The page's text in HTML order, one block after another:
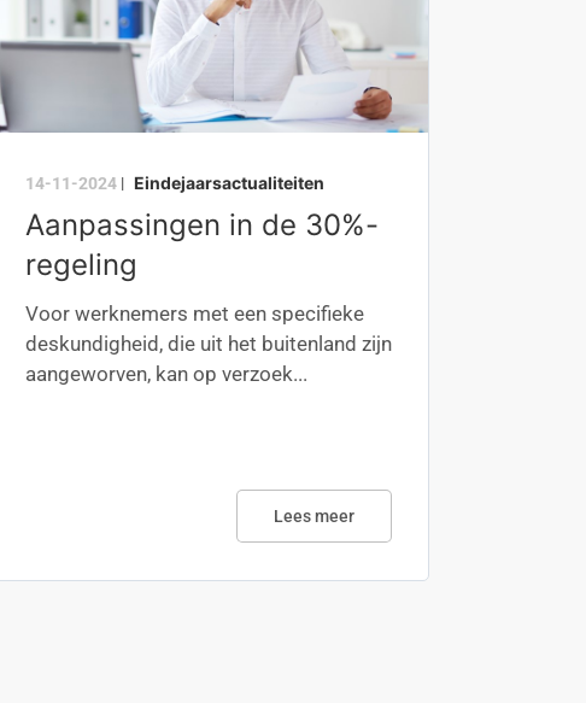
14-11-2024| Eindejaarsactualiteiten
Aanpassingen in de 30%-
regeling
Voor werknemers met een specifieke
deskundigheid, die uit het buitenland zijn
aangeworven, kan op verzoek...
Lees meer